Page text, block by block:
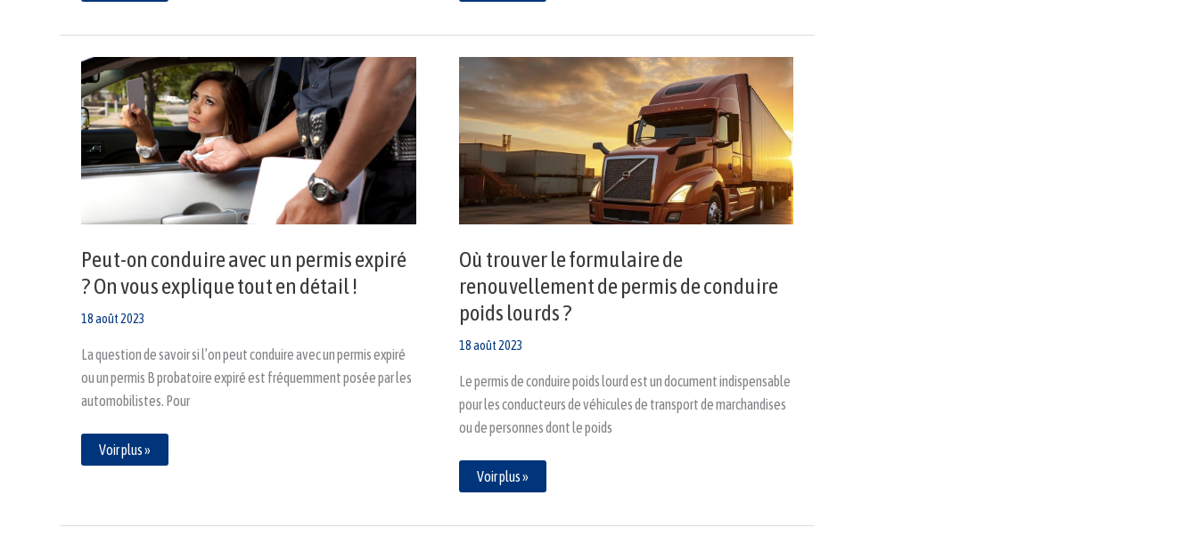
Peut-on conduire avec un permis expiré
? On vous explique tout en détail !
18 août 2023
La question de savoir si l’on peut conduire avec un permis expiré
ou un permis B probatoire expiré est fréquemment posée par les
automobilistes. Pour
Peut-
on
conduire
avec
un
permis
expiré
?
On
tout
!
Voir plus »
Où trouver le formulaire de
renouvellement de permis de conduire
poids lourds ?
18 août 2023
Le permis de conduire poids lourd est un document indispensable
pour les conducteurs de véhicules de transport de marchandises
ou de personnes dont le poids
Où
trouver
le
formulaire
de
renouvellement
de
permis
de
conduire
poids
lourds
Voir plus »